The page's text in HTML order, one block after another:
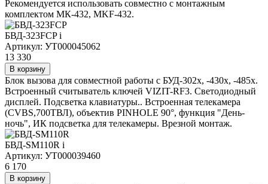
Рекомендуется использовать совместно с монтажным
комплектом МК-432, MKF-432.
БВД-323FCPi
Артикул: УТ000045062
13 330
В корзину
Блок вызова для совместной работы с БУД-302х, -430х, -485х.
Встроенный считыватель ключей VIZIT-RF3. Светодиодный
дисплей. Подсветка клавиатуры.. Встроенная телекамера
(CVBS,700ТВЛ), объектив PINHOLE 90°, функция "День-
ночь", ИК подсветка для телекамеры. Врезной монтаж.
БВД-SM110R i
Артикул: УТ000039460
6 170
В корзину